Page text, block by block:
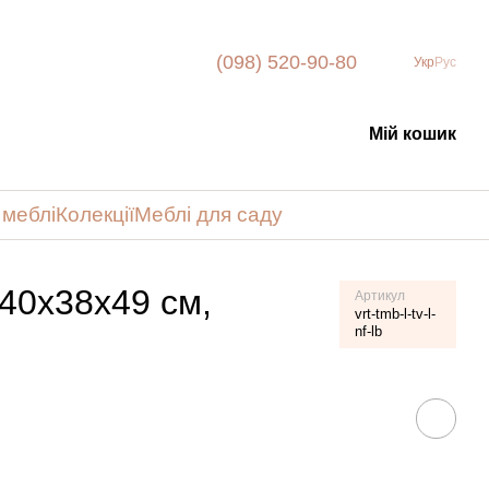
(098) 520-90-80 Укр Рус
Мій кошик
КолекціїМеблі для саду
см,
Артикул
vrt-tmb-l-tv-l-
nf-lb